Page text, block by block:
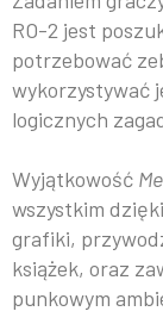
RO-2 jest
potrzebować
wykorzystywać
logicznych
Wyjątkowość
wszystkim
grafiki,
książek, oraz
punkowym